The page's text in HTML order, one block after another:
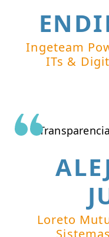
Ingeteam
ITs &
Loreto